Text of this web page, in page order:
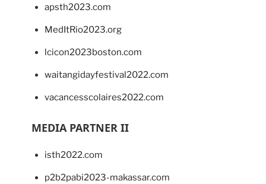
apsth2023.com
MedItRio2023.org
lcicon2023boston.com
waitangidayfestival2022.com
vacancesscolaires2022.com
MEDIA PARTNER II
isth2022.com
p2b2pabi2023-makassar.com